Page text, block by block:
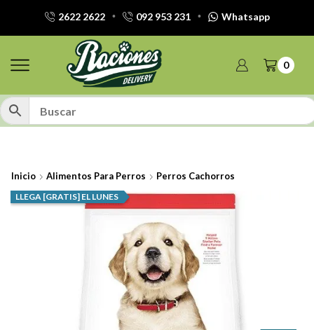
2622 2622 092 953 231 Whatsapp
0
Inicio Alimentos Para Perros Perros Cachorros
LLEGA [GRATIS] EL LUNES